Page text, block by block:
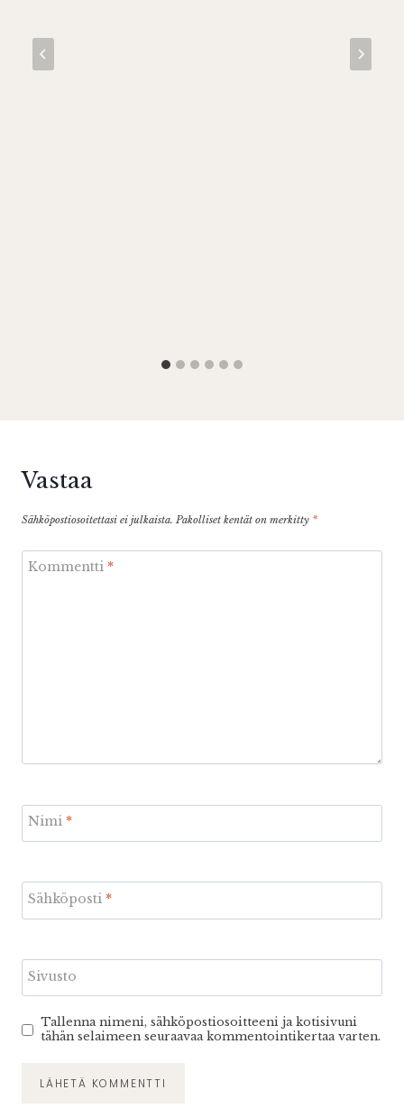
Vastaa
Sähköpostiosoitettasi ei julkaista. Pakolliset kentät on merkitty *
Kommentti *
Nimi *
Sähköposti *
Sivusto
Tallenna nimeni, sähköpostiosoitteeni ja kotisivuni
tähän selaimeen seuraavaa kommentointikertaa varten.